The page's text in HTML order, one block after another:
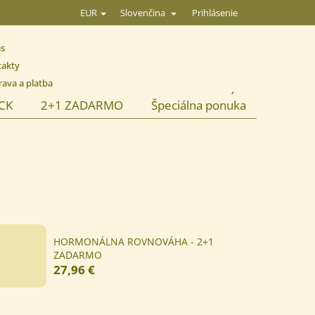
EUR Slovenčina Prihlásenie
a platba
NÁKUPNÝ
KOŠÍK
2+1 ZADARMO Špeciálna ponuka
HORMONÁLNA ROVNOVÁHA - 2+1
ZADARMO
27,96 €